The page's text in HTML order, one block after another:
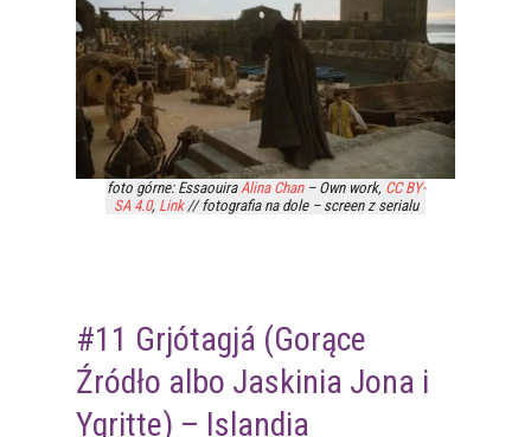
foto górne: Essaouira Alina Chan– Own work, CC BY-
SA 4.0, Link// fotografia na dole – screen z serialu
#11 Grjótagjá (Gorące
Źródło albo Jaskinia Jona i
Ygritte) – Islandia